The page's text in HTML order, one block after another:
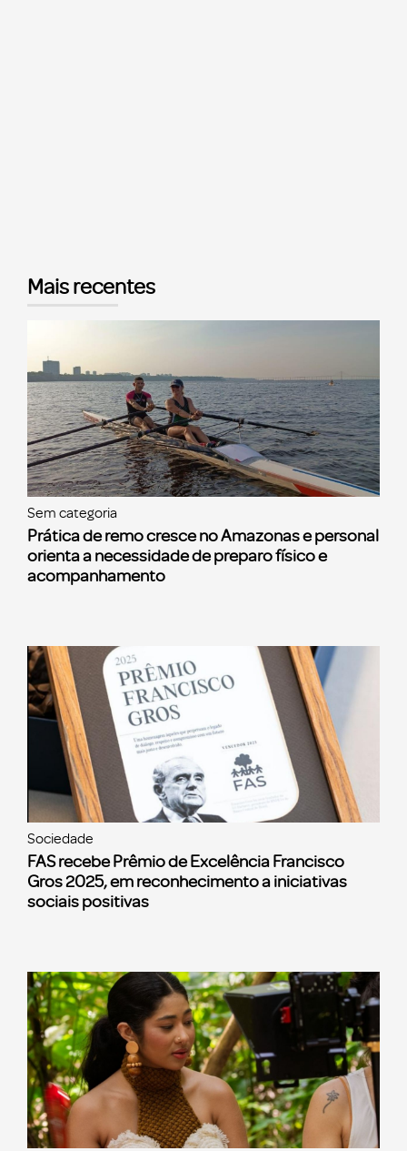
Mais recentes
Sem categoria
Prática de remo cresce no Amazonas e personal
orienta a necessidade de preparo físico e
acompanhamento
Sociedade
FAS recebe Prêmio de Excelência Francisco
Gros 2025, em reconhecimento a iniciativas
sociais positivas